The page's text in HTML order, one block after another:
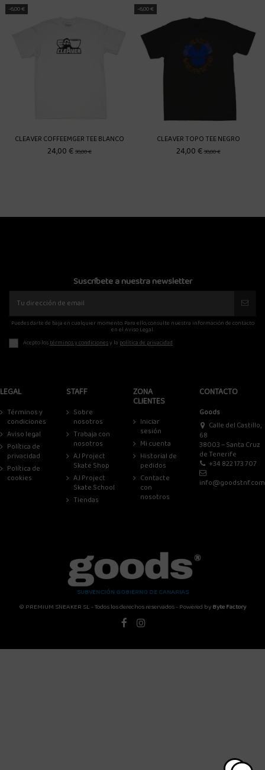
-6,00 €
CLEAVER COFFEEMGER TEE BLANCO
24,00 €30,00 €
-6,00 €
CLEAVER TOPO TEE NEGRO
24,00 €30,00 €
Suscríbete a nuestra newsletter
Puedes darte de baja en cualquier momento. Para ello, consulte nuestra información de contacto
en el Aviso Legal.
Acepto lostérminos y condicionesy la política de privacidad
LEGAL
Términos y
condiciones
Aviso legal
Política de
privacidad
Política de
cookies
STAFF
Sobre
nosotros
Trabaja con
nosotros
AJ Project
Skate Shop
AJ Project
Skate School
Tiendas
ZONA
CLIENTES
Iniciar
sesión
Mi cuenta
Historial de
pedidos
Contacte
con
nosotros
CONTACTO
Goods
Calle del Castillo,
68
38003 – Santa Cruz
de Tenerife
+34 822 173 707
info@goodstnf.com
SUBVENCIÓN GOBIERNO DE CANARIAS
© PREMIUM SNEAKER SL - Todos los derechos reservados - Powered byByte Factory